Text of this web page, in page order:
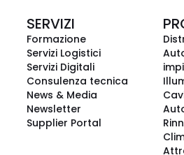
SERVIZI
Formazione
Servizi Logistici
Servizi Digitali
Consulenza tecnica
News & Media
Newsletter
Supplier Portal